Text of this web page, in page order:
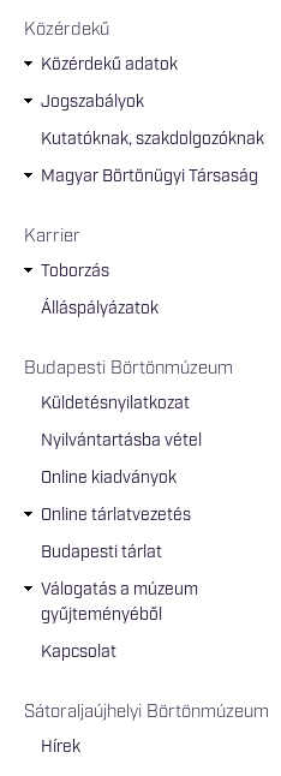
Közérdekű
Közérdekű adatok
Jogszabályok
Kutatóknak, szakdolgozóknak
Magyar Börtönügyi Társaság
Karrier
Toborzás
Álláspályázatok
Budapesti Börtönmúzeum
Küldetésnyilatkozat
Nyilvántartásba vétel
Online kiadványok
Online tárlatvezetés
Budapesti tárlat
Válogatás a múzeum
gyűjteményéből
Kapcsolat
Sátoraljaújhelyi Börtönmúzeum
Hírek